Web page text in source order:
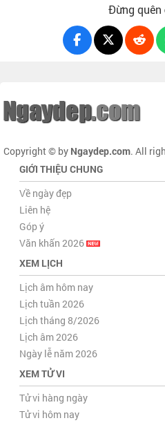
Đừng quên
Copyright © by Ngaydep.com. All
GIỚI THIỆU CHUNG
Về ngày đẹp
Liên hệ
Góp ý
Văn khấn 2026
XEM LỊCH
Lịch âm hôm nay
Lịch tuần 2026
Lịch tháng 8/2026
Lịch âm 2026
Ngày lễ năm 2026
XEM TỬ VI
Tử vi hàng ngày
Tử vi hôm nay